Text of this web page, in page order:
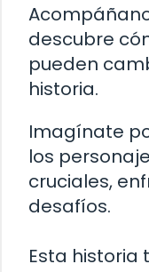
descubre
pueden
historia.
Imagínate
los
cruciales,
desafíos.
Esta historia